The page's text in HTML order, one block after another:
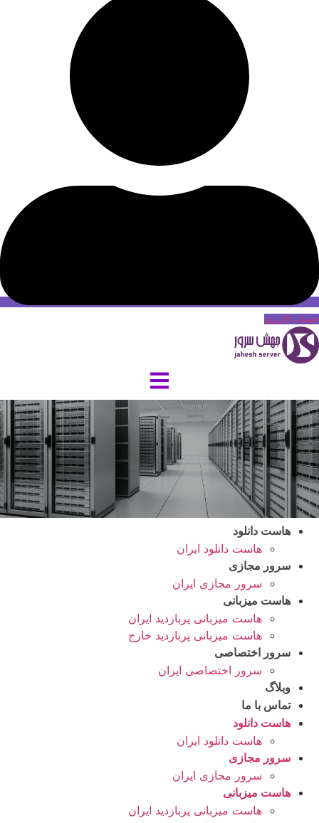
حساب کاربری
هاست دانلود
هاست دانلود ایران
سرور مجازی
سرور مجازی ایران
هاست میزبانی
هاست میزبانی پربازدید ایران
هاست میزبانی پربازدید خارج
سرور اختصاصی
سرور اختصاصی ایران
وبلاگ
تماس با ما
هاست دانلود
هاست دانلود ایران
سرور مجازی
سرور مجازی ایران
هاست میزبانی
هاست میزبانی پربازدید ایران